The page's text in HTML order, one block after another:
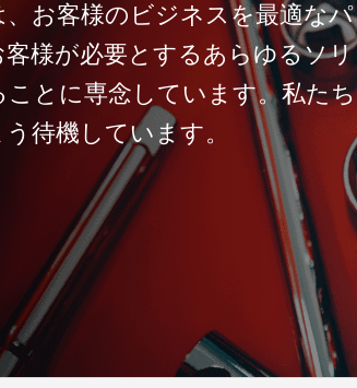
お客様のビジネスを最適なパ
様が必要とするあらゆるソリ
とに専念しています。私たち
待機しています。